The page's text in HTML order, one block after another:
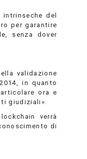
del
per garantire
senza dover
validazione
in quanto
ora e
giudiziali».
verrà
di